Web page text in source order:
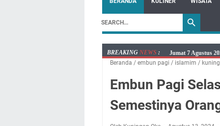
BREAKING NEWS :
Embun Pagi
Tetap Berjalan
Salat Lima Waktu
Menenangkan, Ini
Nobar Final Piala
Warga Mulai
Beranda / embun pagi / islamim /
Embun Pagi
Semestinya